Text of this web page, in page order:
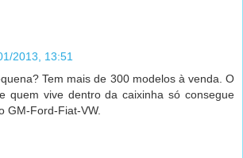
2013, 13:51
Tem mais de 300 modelos à venda. O
quem vive dentro da caixinha só consegue
GM-Ford-Fiat-VW.